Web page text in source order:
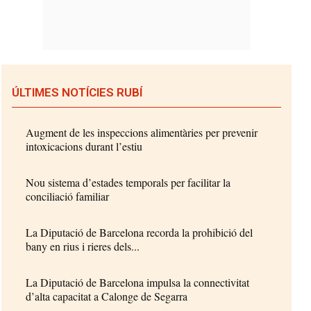
ÚLTIMES NOTÍCIES RUBÍ
Augment de les inspeccions alimentàries per prevenir
intoxicacions durant l’estiu
Nou sistema d’estades temporals per facilitar la
conciliació familiar
La Diputació de Barcelona recorda la prohibició del
bany en rius i rieres dels...
La Diputació de Barcelona impulsa la connectivitat
d’alta capacitat a Calonge de Segarra